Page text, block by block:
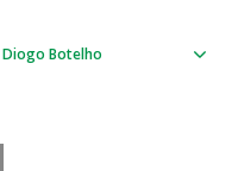
Diogo Botelho